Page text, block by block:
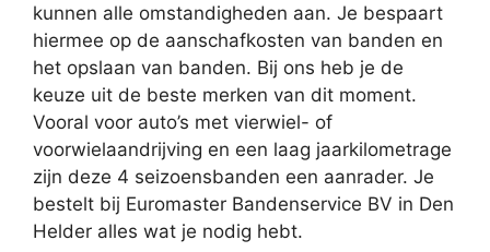
kunnen alle omstandigheden aan. Je bespaart
hiermee op de aanschafkosten van banden en
het opslaan van banden. Bij ons heb je de
keuze uit de beste merken van dit moment.
Vooral voor auto’s met vierwiel- of
voorwielaandrijving en een laag jaarkilometrage
zijn deze 4 seizoensbanden een aanrader. Je
bestelt bij Euromaster Bandenservice BV in Den
Helder alles wat je nodig hebt.